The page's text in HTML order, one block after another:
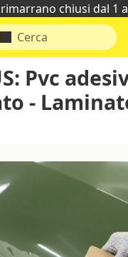
chiusi dal 1
Pvc
-